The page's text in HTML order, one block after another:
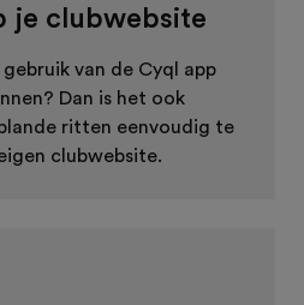
je clubwebsite
van de Cyql app
Dan is het ook
ritten eenvoudig te
clubwebsite.